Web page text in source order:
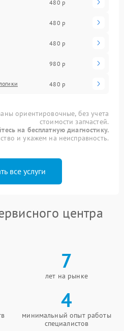
480 р
480 р
480 р
980 р
480 р
ориентировочные, без учета
стоимости запчастей.
на бесплатную диагностику.
и укажем на неисправность.
все услуги
центра
7
лет на рынке
4
минимальный опыт работы
специалистов